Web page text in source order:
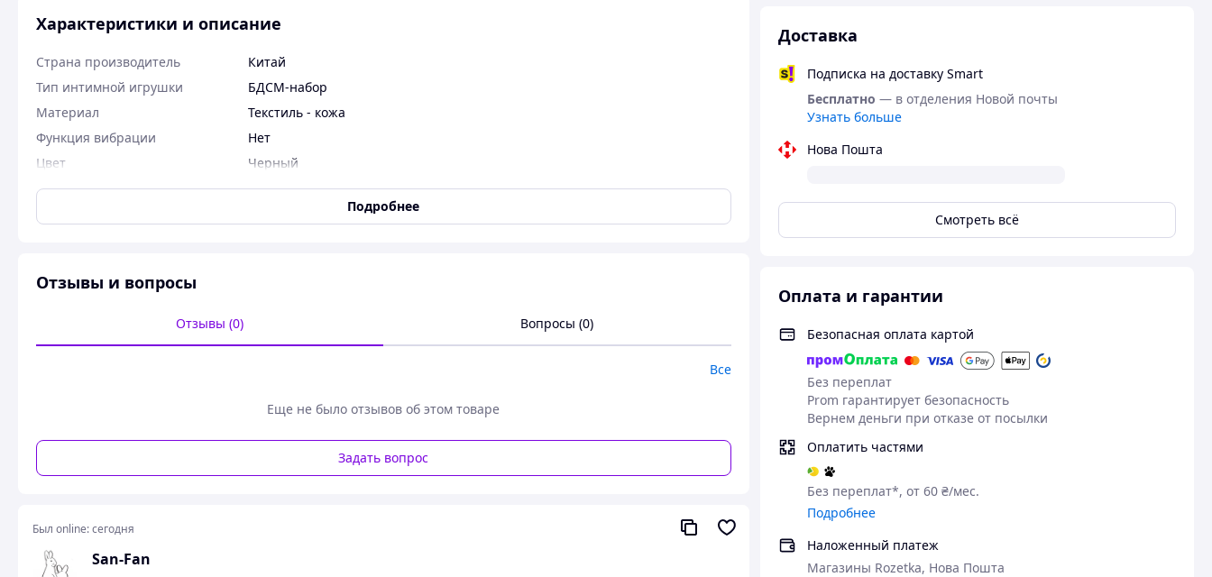
Доставка
Подписка на доставку Smart
Бесплатно — в отделения Новой почты
Узнать больше
Нова Пошта
Смотреть всё
Оплата и гарантии
Безопасная оплата картой
Без переплат
Prom гарантирует безопасность
Вернем деньги при отказе от посылки
Оплатить частями
Без переплат*, от 60 ₴/мес.
Подробнее
Наложенный платеж
Магазины Rozetka, Нова Пошта
Характеристики и описание
Страна производитель
Китай
Тип интимной игрушки
БДСМ-набор
Материал
Текстиль - кожа
Функция вибрации
Нет
Цвет
Черный
Пол
Унисекс
БДСМ аксессуары для эротических игр Госпожа садо мазо черный 10 Бдсм и Фетиш
Закройте взгляды и отважитесь открыть себя в темноте, где каждое прикосновение становится еще более
- Наручники для запретных фантазий
Ножники для ног расширяют ваши возможности фиксации, создавая еще больше интимных сценариев.
Подробнее
Отзывы и вопросы
Отзывы (0) Вопросы (0)
Все
Еще не было отзывов об этом товаре
Задать вопрос
Был online:сегодня
San-Fan